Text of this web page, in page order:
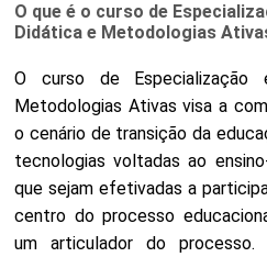
O que é o curso de
Didática e Metodologias
O curso de Especialização
Metodologias Ativas visa a
o cenário de transição da
tecnologias voltadas ao
que sejam efetivadas a
centro do processo
um articulador do